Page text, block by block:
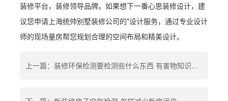
装修平台，装修领导品牌。如果想下一番心思装修设计，建
议您申请上海统帅别墅装修公司的*设计服务，通过专业设计
师的现场量房帮您规划合理的空间布局和精美设计。
上一篇：装修环保检测要检测些什么东西 有害物知识普及